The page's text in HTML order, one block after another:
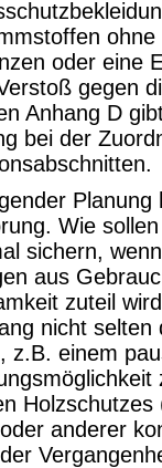
oder eine
gegen
Anhang D
bei der
Wie
sichern,
aus
zuteil
nicht
z.B. einem
oder anderer